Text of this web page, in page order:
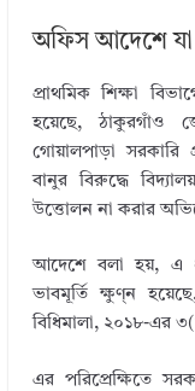
অফিস আদেশে যা
প্রাথমিক শিক্ষা
হয়েছে, ঠাকুরগাঁও
গোয়ালপাড়া সরকারি
বানুর বিরুদ্ধে
উত্তোলন না করার
আদেশে বলা হয়, এ
ভাবমূর্তি ক্ষুণ্ন
বিধিমালা, ২০১৮-এর
এর পরিপ্রেক্ষিতে